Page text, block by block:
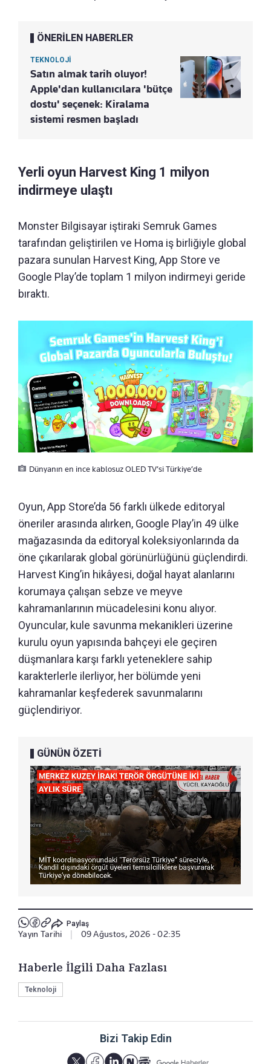
ÖNERİLEN HABERLER
TEKNOLOJİ
Satın almak tarih oluyor!
Apple'dan kullanıcılara 'bütçe
dostu' seçenek: Kiralama
sistemi resmen başladı
Yerli oyun Harvest King 1 milyon
indirmeye ulaştı
Monster Bilgisayar iştiraki Semruk Games
tarafından geliştirilen ve Homa iş birliğiyle global
pazara sunulan Harvest King, App Store ve
Google Play’de toplam 1 milyon indirmeyi geride
bıraktı.
Dünyanın en ince kablosuz OLED TV’si Türkiye’de
Oyun, App Store’da 56 farklı ülkede editoryal
öneriler arasında alırken, Google Play’in 49 ülke
mağazasında da editoryal koleksiyonlarında da
öne çıkarılarak global görünürlüğünü güçlendirdi.
Harvest King’in hikâyesi, doğal hayat alanlarını
korumaya çalışan sebze ve meyve
kahramanlarının mücadelesini konu alıyor.
Oyuncular, kule savunma mekanikleri üzerine
kurulu oyun yapısında bahçeyi ele geçiren
düşmanlara karşı farklı yeteneklere sahip
karakterlerle ilerliyor, her bölümde yeni
kahramanlar keşfederek savunmalarını
güçlendiriyor.
GÜNÜN ÖZETİ
Paylaş
Yayın Tarihi 09 Ağustos, 2026 - 02:35
Haberle İlgili Daha Fazlası
Teknoloji
Bizi Takip Edin